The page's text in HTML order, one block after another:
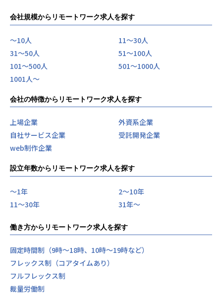
会社規模からリモートワーク求人を探す
〜10人
11〜30人
31〜50人
51〜100人
101〜500人
501〜1000人
1001人〜
会社の特徴からリモートワーク求人を探す
上場企業
外資系企業
自社サービス企業
受託開発企業
web制作企業
設立年数からリモートワーク求人を探す
〜1年
2〜10年
11〜30年
31年〜
働き方からリモートワーク求人を探す
固定時間制（9時～18時、10時～19時など）
フレックス制（コアタイムあり）
フルフレックス制
裁量労働制